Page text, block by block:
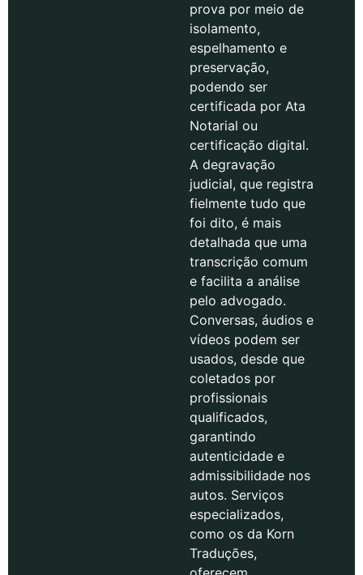
prova por meio de
isolamento,
espelhamento e
preservação,
podendo ser
certificada por Ata
Notarial ou
certificação digital.
A degravação
judicial, que registra
fielmente tudo que
foi dito, é mais
detalhada que uma
transcrição comum
e facilita a análise
pelo advogado.
Conversas, áudios e
vídeos podem ser
usados, desde que
coletados por
profissionais
qualificados,
garantindo
autenticidade e
admissibilidade nos
autos. Serviços
especializados,
como os da Korn
Traduções,